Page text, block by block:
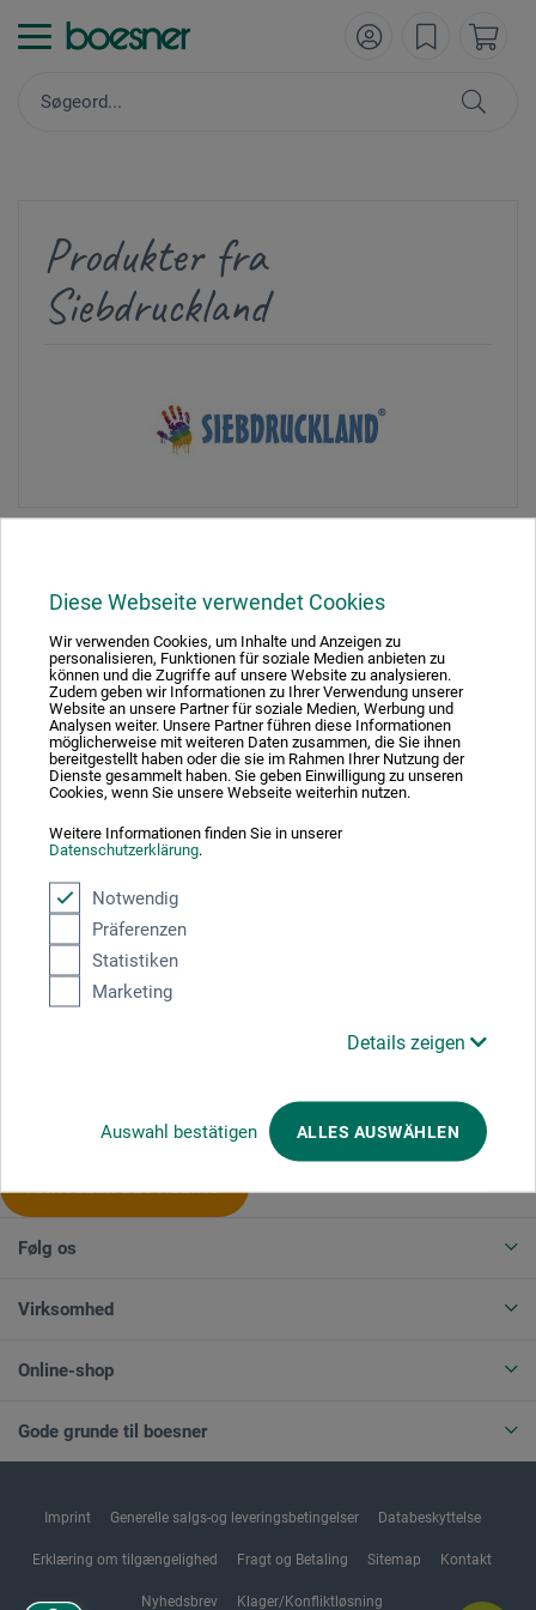
Diese Webseite verwendet Cookies
Wir verwenden Cookies, um Inhalte und Anzeigen zu
personalisieren, Funktionen für soziale Medien anbieten zu
können und die Zugriffe auf unsere Website zu analysieren.
Zudem geben wir Informationen zu Ihrer Verwendung unserer
Website an unsere Partner für soziale Medien, Werbung und
Analysen weiter. Unsere Partner führen diese Informationen
möglicherweise mit weiteren Daten zusammen, die Sie ihnen
bereitgestellt haben oder die sie im Rahmen Ihrer Nutzung der
Dienste gesammelt haben. Sie geben Einwilligung zu unseren
Cookies, wenn Sie unsere Webseite weiterhin nutzen.
Weitere Informationen finden Sie in unserer
Datenschutzerklärung.
Notwendig
Präferenzen
Statistiken
Marketing
Details zeigen
Auswahl bestätigen ALLES AUSWÄHLEN
Produkter fra
Siebdruckland
1
Absolut sikker
Betalingsmetoder
ANNULLER BESTILLING
Følg os
Virksomhed
Online-shop
Gode grunde til boesner
Imprint Generelle salgs-og leveringsbetingelser Databeskyttelse
Erklæring om tilgængelighed Fragt og Betaling Sitemap Kontakt
Nyhedsbrev Klager/Konfliktløsning